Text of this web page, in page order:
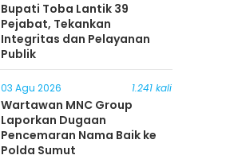
Bupati Toba Lantik 39
Pejabat, Tekankan
Integritas dan Pelayanan
Publik
03 Agu 2026 1.241 kali
Wartawan MNC Group
Laporkan Dugaan
Pencemaran Nama Baik ke
Polda Sumut